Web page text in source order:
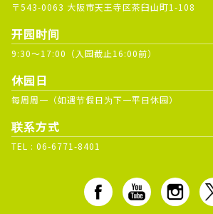
〒543-0063 大阪市天王寺区茶臼山町1-108
开园时间
9:30～17:00（入园截止16:00前）
休园日
每周周一（如遇节假日为下一平日休园）
联系方式
TEL : 06-6771-8401